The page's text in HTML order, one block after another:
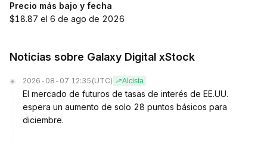
Precio más bajo y fecha
$18.87 el 6 de ago de 2026
Noticias sobre Galaxy Digital xStock
2026-08-07 12:35 (UTC) Alcista
El mercado de futuros de tasas de interés de EE.UU.
espera un aumento de solo 28 puntos básicos para
diciembre.